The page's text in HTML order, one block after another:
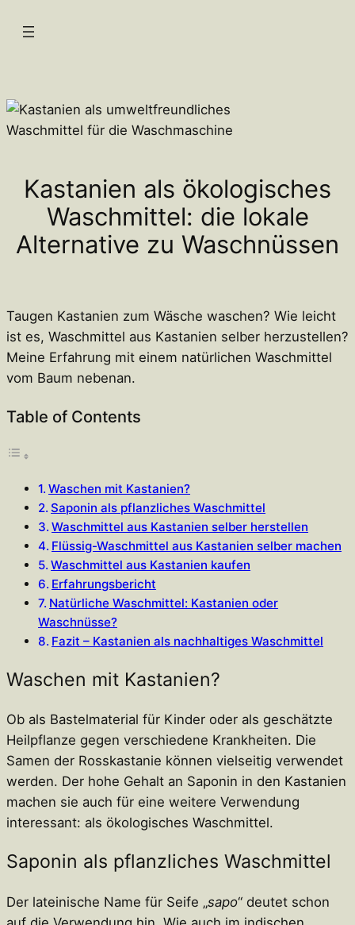
Inhalt
Kastanien als ökologisches
Waschmittel: die lokale
Alternative zu Waschnüssen
Taugen Kastanien zum Wäsche waschen? Wie leicht
ist es, Waschmittel aus Kastanien selber herzustellen?
Meine Erfahrung mit einem natürlichen Waschmittel
vom Baum nebenan.
Table of Contents
Waschen mit Kastanien?
Saponin als pflanzliches Waschmittel
Waschmittel aus Kastanien selber herstellen
Flüssig-Waschmittel aus Kastanien selber machen
Waschmittel aus Kastanien kaufen
Erfahrungsbericht
Natürliche Waschmittel: Kastanien oder
Waschnüsse?
Fazit – Kastanien als nachhaltiges Waschmittel
Waschen mit Kastanien?
Ob als Bastelmaterial für Kinder oder als geschätzte
Heilpflanze gegen verschiedene Krankheiten. Die
Samen der Rosskastanie können vielseitig verwendet
werden. Der hohe Gehalt an Saponin in den Kastanien
machen sie auch für eine weitere Verwendung
interessant: als ökologisches Waschmittel.
Saponin als pflanzliches Waschmittel
Der lateinische Name für Seife „sapo“ deutet schon